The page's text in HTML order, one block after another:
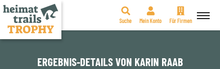
Zum
Suche Mein Konto Für Firmen
ERGEBNIS-DETAILS VON KARIN RAAB